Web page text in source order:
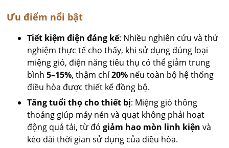
Ưu điểm nổi bật
Tiết kiệm điện đáng kể: Nhiều nghiên cứu và thử
nghiệm thực tế cho thấy, khi sử dụng đúng loại
miệng gió, điện năng tiêu thụ có thể giảm trung
bình5–15%, thậm chí20% nếu toàn bộ hệ thống
điều hòa được thiết kế đồng bộ.
Tăng tuổi thọ cho thiết bị: Miệng gió thông
thoáng giúp máy nén và quạt không phải hoạt
động quá tải, từ đógiảm hao mòn linh kiện và
kéo dài thời gian sử dụng của điều hòa.